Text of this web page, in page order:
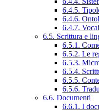
6.4.5.
6.4.6.
6.4.7.
6.5. Scrittura e
6.5.1.
6.5.2. Le
6.5.3.
6.5.4.
6.5.5.
6.5.6.
6.6. Documenti
6.6.1. I